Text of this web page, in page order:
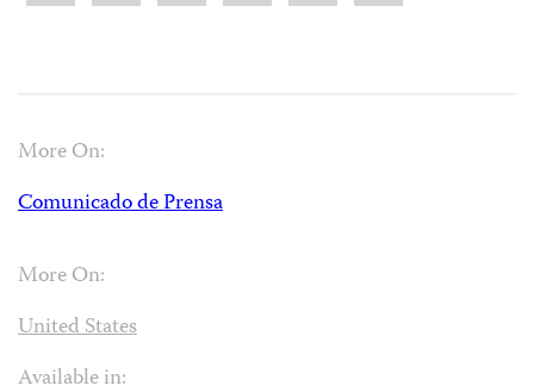
More On:
Comunicado de Prensa
More On:
United States